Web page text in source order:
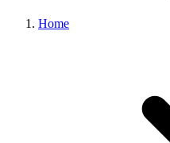
Home